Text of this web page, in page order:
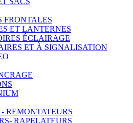
FRONTALES
ET LANTERNES
ÉCLAIRAGE
ET À SIGNALISATION
REMONTATEURS
RAPELATEURS